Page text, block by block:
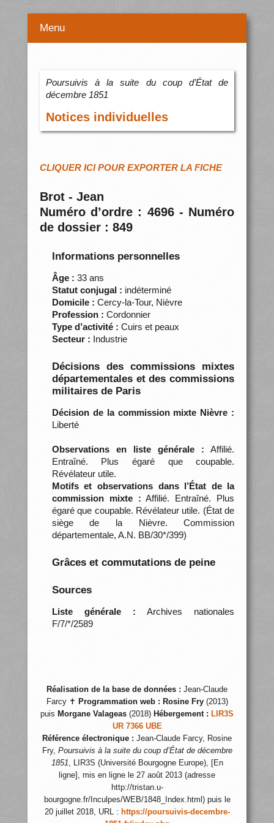
Menu
Poursuivis à la suite du coup d’État de
décembre 1851
Notices individuelles
CLIQUER ICI POUR EXPORTER LA FICHE
Brot - Jean
Numéro d’ordre : 4696 - Numéro
de dossier : 849
Informations personnelles
Âge : 33 ans
Statut conjugal : indéterminé
Domicile : Cercy-la-Tour, Nièvre
Profession : Cordonnier
Type d’activité : Cuirs et peaux
Secteur : Industrie
Décisions des commissions mixtes
départementales et des commissions
militaires de Paris
Décision de la commission mixte Nièvre :
Liberté
Observations en liste générale : Affilié.
Entraîné. Plus égaré que coupable.
Révélateur utile.
Motifs et observations dans l’État de la
commission mixte : Affilié. Entraîné. Plus
égaré que coupable. Révélateur utile. (État de
siège de la Nièvre. Commission
départementale, A.N. BB/30*/399)
Grâces et commutations de peine
Sources
Liste générale : Archives nationales
F/7/*/2589
Réalisation de la base de données : Jean-Claude
Farcy ✝ Programmation web : Rosine Fry(2013)
puis Morgane Valageas (2018) Hébergement : LIR3S
UR 7366 UBE
Référence électronique : Jean-Claude Farcy, Rosine
Fry, Poursuivis à la suite du coup d’État de décembre
1851, LIR3S (Université Bourgogne Europe), [En
ligne], mis en ligne le 27 août 2013 (adresse
http://tristan.u-
bourgogne.fr/Inculpes/WEB/1848_Index.html) puis le
20 juillet 2018, URL : https://poursuivis-decembre-